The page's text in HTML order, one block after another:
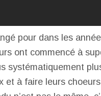
pour dans les
ont commencé à
systématiquement
et à faire leurs